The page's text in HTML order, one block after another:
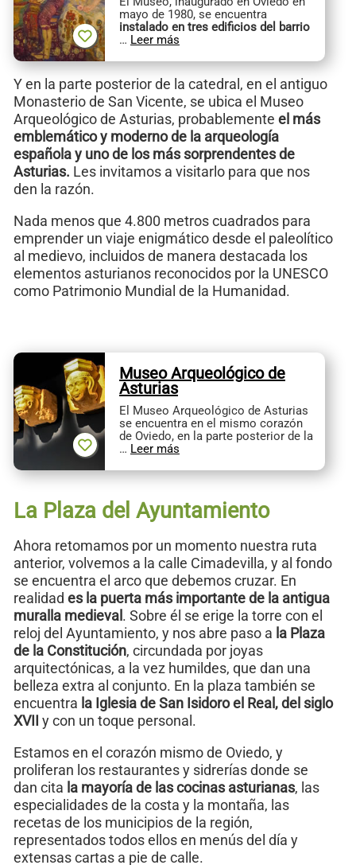
mayo de 1980, se encuentra
instalado en tres edificios del barrio
… Leer más
Y en la parte posterior de la catedral, en el antiguo
Monasterio de San Vicente, se ubica el Museo
Arqueológico de Asturias, probablemente el más
emblemático y moderno de la arqueología
española y uno de los más sorprendentes de
Asturias. Les invitamos a visitarlo para que nos
den la razón.
Nada menos que 4.800 metros cuadrados para
emprender un viaje enigmático desde el paleolítico
al medievo, incluidos de manera destacada los
elementos asturianos reconocidos por la UNESCO
como Patrimonio Mundial de la Humanidad.
Museo Arqueológico de
Asturias
El Museo Arqueológico de Asturias
se encuentra en el mismo corazón
de Oviedo, en la parte posterior de la
… Leer más
La Plaza del Ayuntamiento
Ahora retomamos por un momento nuestra ruta
anterior, volvemos a la calle Cimadevilla, y al fondo
se encuentra el arco que debemos cruzar. En
realidad es la puerta más importante de la antigua
muralla medieval . Sobre él se erige la torre con el
reloj del Ayuntamiento, y nos abre paso a la Plaza
de la Constitución, circundada por joyas
arquitectónicas, a la vez humildes, que dan una
belleza extra al conjunto. En la plaza también se
encuentra la Iglesia de San Isidoro el Real, del siglo
XVII y con un toque personal.
Estamos en el corazón mismo de Oviedo, y
proliferan los restaurantes y sidrerías donde se
dan cita la mayoría de las cocinas asturianas, las
especialidades de la costa y la montaña, las
recetas de los municipios de la región,
representados todos ellos en menús del día y
extensas cartas a pie de calle.